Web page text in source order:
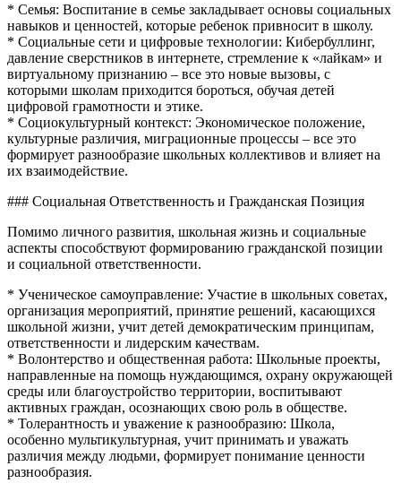
* Семья: Воспитание в семье закладывает основы социальных
навыков и ценностей, которые ребенок привносит в школу.
* Социальные сети и цифровые технологии: Кибербуллинг,
давление сверстников в интернете, стремление к «лайкам» и
виртуальному признанию – все это новые вызовы, с
которыми школам приходится бороться, обучая детей
цифровой грамотности и этике.
* Социокультурный контекст: Экономическое положение,
культурные различия, миграционные процессы – все это
формирует разнообразие школьных коллективов и влияет на
их взаимодействие.
### Социальная Ответственность и Гражданская Позиция
Помимо личного развития, школьная жизнь и социальные
аспекты способствуют формированию гражданской позиции
и социальной ответственности.
* Ученическое самоуправление: Участие в школьных советах,
организация мероприятий, принятие решений, касающихся
школьной жизни, учит детей демократическим принципам,
ответственности и лидерским качествам.
* Волонтерство и общественная работа: Школьные проекты,
направленные на помощь нуждающимся, охрану окружающей
среды или благоустройство территории, воспитывают
активных граждан, осознающих свою роль в обществе.
* Толерантность и уважение к разнообразию: Школа,
особенно мультикультурная, учит принимать и уважать
различия между людьми, формирует понимание ценности
разнообразия.